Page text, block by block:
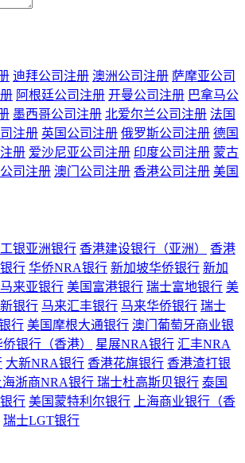
迪拜公司注册 澳洲公司注册 萨摩亚公司
阿根廷公司注册 开曼公司注册 巴拿马公
墨西哥公司注册 北爱尔兰公司注册 法国
注册 英国公司注册 俄罗斯公司注册 德国
册 爱沙尼亚公司注册 印度公司注册 蒙古
司注册 澳门公司注册 香港公司注册 美国
银亚洲银行 香港建设银行（亚洲）
香港
行 华侨NRA银行 新加坡华侨银行 新加
来亚银行 美国富港银行 瑞士富地银行 美
银行 马来汇丰银行 马来华侨银行 瑞士
行 美国摩根大通银行 澳门葡萄牙商业银
侨银行（香港） 星展NRA银行 汇丰NRA
大新NRA银行 香港花旗银行 香港渣打银
海浙商NRA银行 瑞士杜高斯贝银行 泰国
行 美国蒙特利尔银行
上海商业银行（香
瑞士LGT银行